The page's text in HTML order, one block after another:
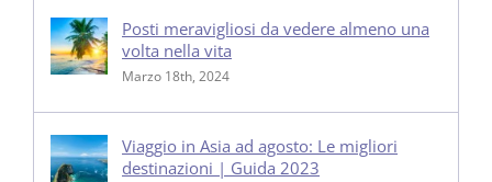
Posti meravigliosi da vedere almeno una
volta nella vita
Marzo 18th, 2024
Viaggio in Asia ad agosto: Le migliori
destinazioni | Guida 2023